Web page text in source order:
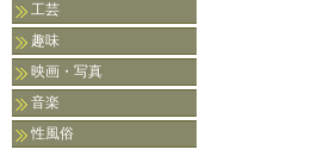
工芸
趣味
映画・写真
音楽
性風俗